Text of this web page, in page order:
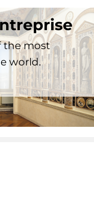
the most
world.